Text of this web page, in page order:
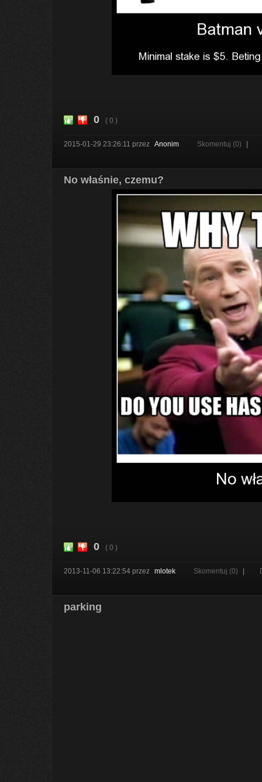
0 ( 0 )
2015-01-29 23:26:11 przez Anonim Skomentuj (0)
No właśnie, czemu?
0 ( 0 )
2013-11-06 13:22:54 przez mlotek Skomentuj (0)
parking